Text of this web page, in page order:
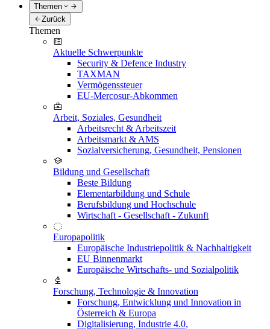
Themen
Zurück
Themen
Aktuelle Schwerpunkte
Security & Defence Industry
TAXMAN
Vermögenssteuer
EU-Mercosur-Abkommen
Arbeit, Soziales, Gesundheit
Arbeitsrecht & Arbeitszeit
Arbeitsmarkt & AMS
Sozialversicherung, Gesundheit, Pensionen
Bildung und Gesellschaft
Beste Bildung
Elementarbildung und Schule
Berufsbildung und Hochschule
Wirtschaft - Gesellschaft - Zukunft
Europapolitik
Europäische Industriepolitik & Nachhaltigkeit
EU Binnenmarkt
Europäische Wirtschafts- und Sozialpolitik
Forschung, Technologie & Innovation
Forschung, Entwicklung und Innovation in
Österreich & Europa
Digitalisierung, Industrie 4.0,